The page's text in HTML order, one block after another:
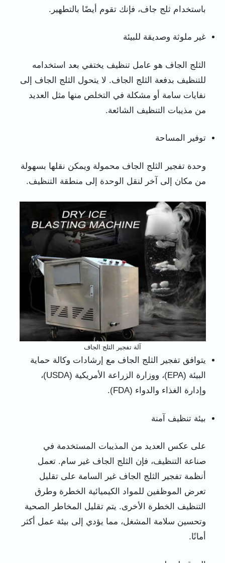
باستخدام ثلج جاف، فإنك تقوم أيضًا بالتطهير.
غير ملوثة وصديقة للبيئة
الثلج الجاف هو عامل تنظيف يختفي بعد استخدامه
للتنظيف بدفعة الثلج الجاف. لا يتحول الثلج الجاف إلى
نفايات سامة أو مشكلة في التخلص منها مثل العديد
من مذيبات التنظيف الشائعة.
توفير المساحة
وحدة تفجير الثلج الجاف محمولة ويمكن نقلها بسهولة
من مكان إلى آخر لنقل الوحدة إلى منطقة التنظيف.
آلة تفجير الثلج الجاف
يتوافق تفجير الثلج الجاف مع إرشادات وكالة حماية
البيئة (EPA)، ووزارة الزراعة الأمريكية (USDA)،
وإدارة الغذاء والدواء (FDA).
بيئة تنظيف آمنة
على عكس العديد من المذيبات المستخدمة في
صناعة التنظيف، فإن الثلج الجاف غير سام. تعمل
أنظمة تفجير الثلج الجاف غير السامة على تقليل
تعرض الموظفين للمواد الكيميائية الخطرة وطرق
التنظيف الخطرة الأخرى. يتم تقليل المخاطر الصحية
وتحسين سلامة المشغل، مما يؤدي إلى بيئة عمل أكثر
أمانًا.